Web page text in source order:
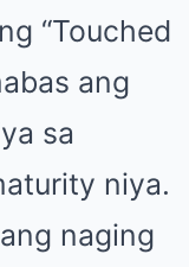
“Touched
ang
sa
niya.
naging